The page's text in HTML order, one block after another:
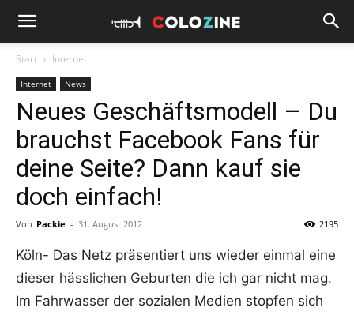
Start Internet
Internet News
Neues Geschäftsmodell – Du
brauchst Facebook Fans für
deine Seite? Dann kauf sie
doch einfach!
Von Packie - 31. August 2012 2195
Köln- Das Netz präsentiert uns wieder einmal eine
dieser hässlichen Geburten die ich gar nicht mag.
Im Fahrwasser der sozialen Medien stopfen sich